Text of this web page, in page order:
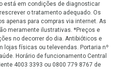
está em condições de diagnosticar
o tratamento adequado. Os
apenas para compras via internet. As
meramente ilustrativas. *Preços e
no decorrer do dia. Antibióticos e
lojas físicas ou televendas. Portaria nº
Horário de funcionamento Central
4003 3393 ou 0800 779 8767 de